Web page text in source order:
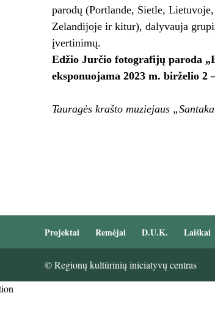
parodų (Portlande, Sietle,
Zelandijoje ir kitur), dalyvauja
įvertinimų.
Edžio Jurčio fotografijų paroda
eksponuojama 2023 m. birželio 2
Tauragės krašto muziejaus
Projektai Remėjai D.U.K. Laiškai
© Regionų kultūrinių iniciatyvų centras